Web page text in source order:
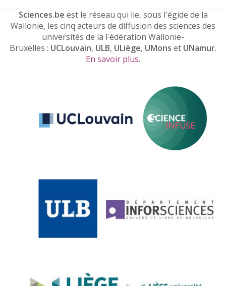
Sciences.be est le réseau qui lie, sous l'égide de la
Wallonie, les cinq acteurs de diffusion des sciences des
universités de la Fédération Wallonie-
Bruxelles : UCLouvain, ULB, ULiège, UMons et UNamur.
En savoir plus.